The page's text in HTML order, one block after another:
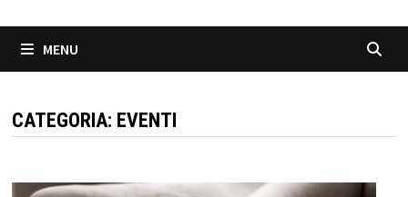
MENU
CATEGORIA: EVENTI